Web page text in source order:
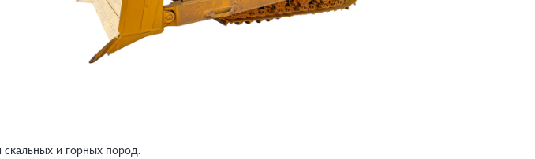
и горных пород.